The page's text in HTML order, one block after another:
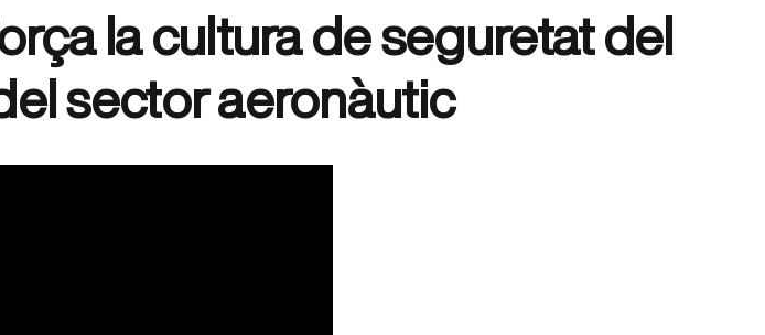
la cultura de seguretat del
sector aeronàutic